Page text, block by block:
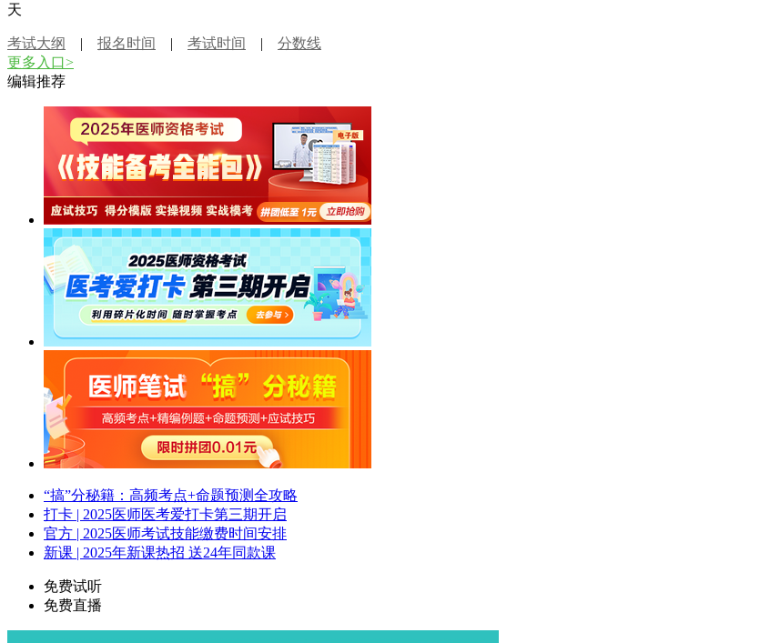
天
考试大纲 | 报名时间 | 考试时间 | 分数线
更多入口>
编辑推荐
“搞”分秘籍：高频考点+命题预测全攻略
打卡 | 2025医师医考爱打卡第三期开启
官方 | 2025医师考试技能缴费时间安排
新课 | 2025年新课热招 送24年同款课
免费试听
免费直播